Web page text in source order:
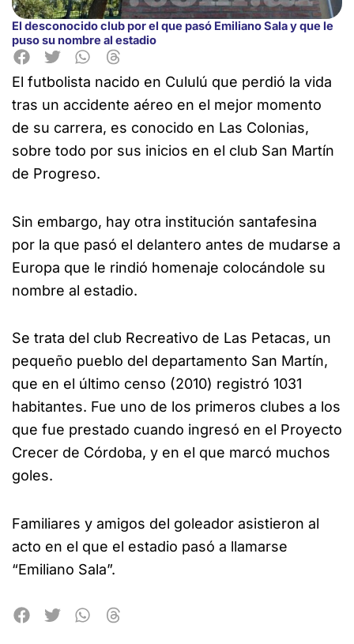
El desconocido club por el que pasó Emiliano Sala y que le
puso su nombre al estadio
El futbolista nacido en Cululú que perdió la vida
tras un accidente aéreo en el mejor momento
de su carrera, es conocido en Las Colonias,
sobre todo por sus inicios en el club San Martín
de Progreso.
Sin embargo, hay otra institución santafesina
por la que pasó el delantero antes de mudarse a
Europa que le rindió homenaje colocándole su
nombre al estadio.
Se trata del club Recreativo de Las Petacas, un
pequeño pueblo del departamento San Martín,
que en el último censo (2010) registró 1031
habitantes. Fue uno de los primeros clubes a los
que fue prestado cuando ingresó en el Proyecto
Crecer de Córdoba, y en el que marcó muchos
goles.
Familiares y amigos del goleador asistieron al
acto en el que el estadio pasó a llamarse
“Emiliano Sala”.